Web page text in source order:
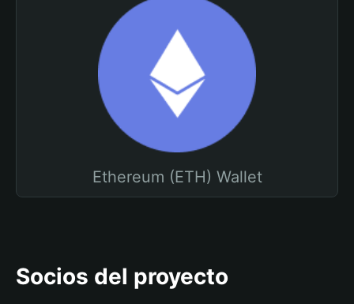
Ethereum (ETH) Wallet
Socios del proyecto